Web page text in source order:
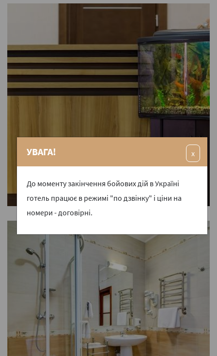
УВАГА! x
До моменту закінчення бойових дій в Україні
готель працює в режимі "по дзвінку" і ціни на
номери - договірні.